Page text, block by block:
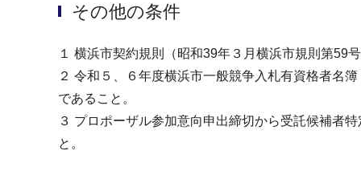
その他の条件
１ 横浜市契約規則（昭和39年３月横浜市規則第59
２ 令和５、６年度横浜市一般競争入札有資格者名
であること。
３ プロポーザル参加意向申出締切から受託候補者
と。